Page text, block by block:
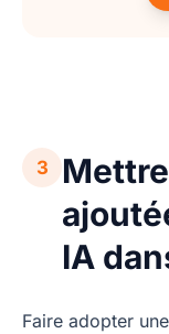
3
IA
Faire adopter